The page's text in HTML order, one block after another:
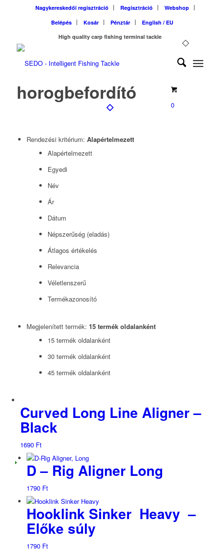
Nagykereskedői regisztráció Regisztráció
Webshop
Belépés
Kosár Pénztár
English / EU
High quality carp fishing terminal tackle
0
horogbefordító
Rendezési kritérium: Alapértelmezett
Alapértelmezett
Egyedi
Név
Ár
Dátum
Népszerűség (eladás)
Átlagos értékelés
Relevancia
Véletlenszerű
Termékazonosító
Megjelenített termék: 15 termék oldalanként
15 termék oldalanként
30 termék oldalanként
45 termék oldalanként
Curved Long Line Aligner –
Black
1690 Ft
D – Rig Aligner Long
1790 Ft
Hooklink Sinker Heavy –
Előke súly
1790 Ft